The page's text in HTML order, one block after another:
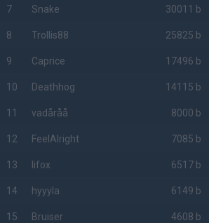
7 Snake 30011 b
8 Trollis88 25825 b
9 Caprice 17496 b
10 Deathhog 14115 b
11 vadåråå 8000 b
12 FeelAlright 7085 b
13 lifox 6517 b
14 hyyyla 6149 b
15 Bruiser 4608 b